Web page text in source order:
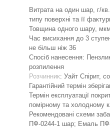
Витрата на один шар, г/
типу поверхні та її
Товщина одного шару,
Час висихання до 3
не більш ніж 36
Спосіб нанесення:
розпилення
Розчинник: Уайт Спірит,
Гарантійний термін
Термін експлуатації
помірному та холодному
Рекомендовані схеми
ПФ-0244-1 шар; Емаль